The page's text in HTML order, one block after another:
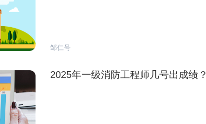
邹仁号
2025年一级消防工程师几号出成绩？